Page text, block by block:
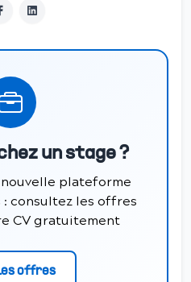
un stage ?
plateforme
consultez les offres
CV gratuitement
offres